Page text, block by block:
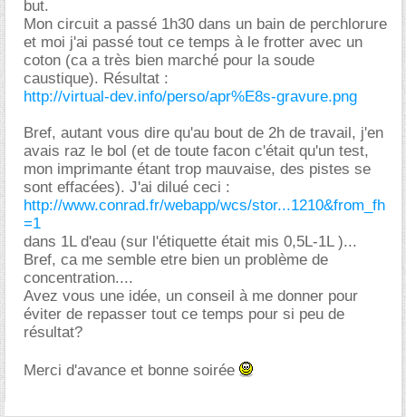
but.
Mon circuit a passé 1h30 dans un bain de perchlorure
et moi j'ai passé tout ce temps à le frotter avec un
coton (ca a très bien marché pour la soude
caustique). Résultat :
http://virtual-dev.info/perso/apr%E8s-gravure.png
Bref, autant vous dire qu'au bout de 2h de travail, j'en
avais raz le bol (et de toute facon c'était qu'un test,
mon imprimante étant trop mauvaise, des pistes se
sont effacées). J'ai dilué ceci :
http://www.conrad.fr/webapp/wcs/stor...1210&from_fh
=1
dans 1L d'eau (sur l'étiquette était mis 0,5L-1L )...
Bref, ca me semble etre bien un problème de
concentration....
Avez vous une idée, un conseil à me donner pour
éviter de repasser tout ce temps pour si peu de
résultat?
Merci d'avance et bonne soirée